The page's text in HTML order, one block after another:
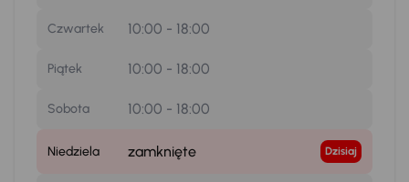
Czwartek 10:00 - 18:00
Piątek 10:00 - 18:00
Sobota 10:00 - 18:00
Niedziela zamknięte Dzisiaj